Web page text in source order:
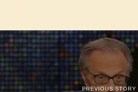
PREVIOUS STORY